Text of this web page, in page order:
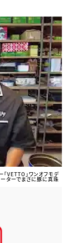
VETTO」ワンオフモデ
ーターでまさに豚に真珠